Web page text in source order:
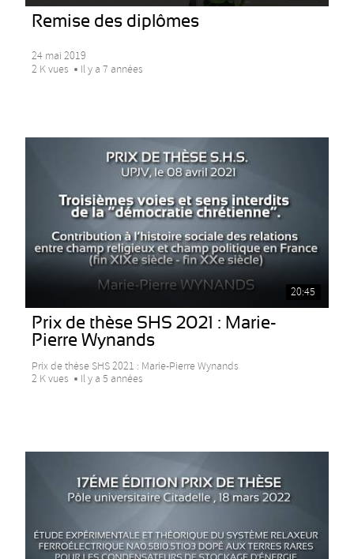
Remise des diplômes
24 mai 2019
2 K vues
Il y a 7 années
20:45
Prix de thèse SHS 2021 : Marie-
Pierre Wynands
Prix de thèse SHS 2021 : Marie-Pierre Wynands
2 K vues
Il y a 5 années